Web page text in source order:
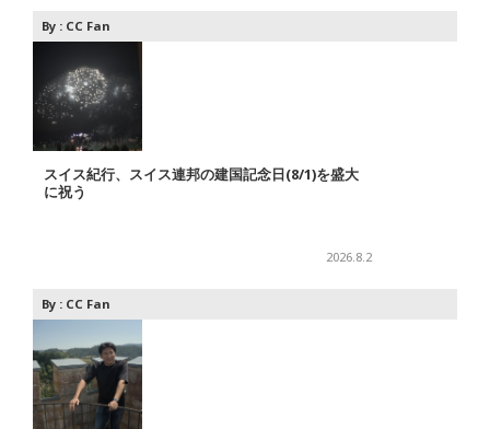
By : CC Fan
スイス紀行、スイス連邦の建国記念日(8/1)を盛大
に祝う
2026.8.2
By : CC Fan